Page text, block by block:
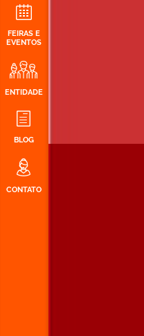
FEIRAS E
EVENTOS
ENTIDADE
BLOG
CONTATO